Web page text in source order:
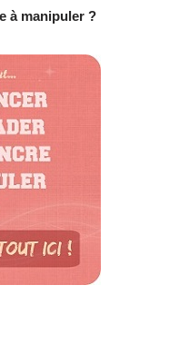
à manipuler ?